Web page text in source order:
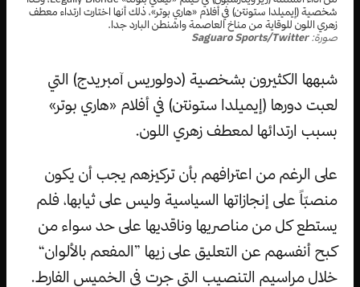
شخصية (إيميلدا ستونتن) في أفلام «هاري بوتر»، ذلك أنها اختارت ارتداء معطف
زهري اللون للوقاية من مناخ العاصمة واشنطن البارد جدا.
صورة:Saguaro Sports/Twitter
شبهها الكثيرون بشخصية (دولوريس آمبريدج) التي
لعبت دورها (إيميلدا ستونتن) في أفلام «هاري بوتر»
بسبب ارتدائها لمعطف زهري اللون.
على الرغم من اعترافهم بأن تركيزهم يجب أن يكون
منصبّاً على إنجازاتها السياسية وليس على ثيابها، فلم
يستطع كل من مناصريها وناقديها على حد سواء من
كبح أنفسهم عن التعليق على زيها ”المفعم بالألوان“
خلال مراسيم التنصيب التي جرت في الخميس الفارط.